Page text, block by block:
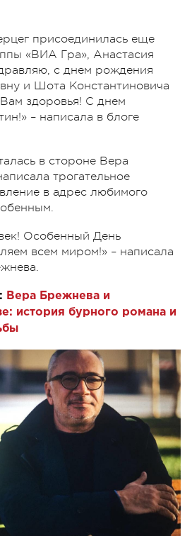
присоединилась еще
«ВИА Гра», Анастасия
с днем рождения
и Шота Константиновича
здоровья! С днем
– написала в блоге
в стороне Вера
трогательное
в адрес любимого
Особенный День
всем миром!» – написала
Вера Брежнева и
история бурного романа и